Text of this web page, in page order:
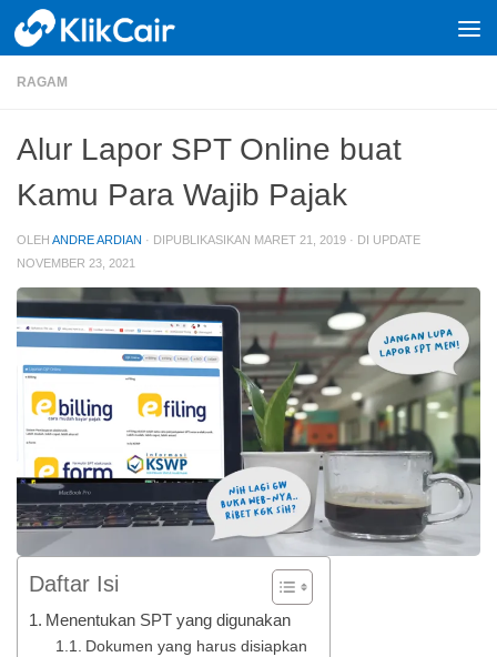
Skip to content
RAGAM
Alur Lapor SPT Online buat
Kamu Para Wajib Pajak
OLEH ANDRE ARDIAN · DIPUBLIKASIKAN MARET 21, 2019 · DI UPDATE
NOVEMBER 23, 2021
Daftar Isi
Menentukan SPT yang digunakan
Dokumen yang harus disiapkan